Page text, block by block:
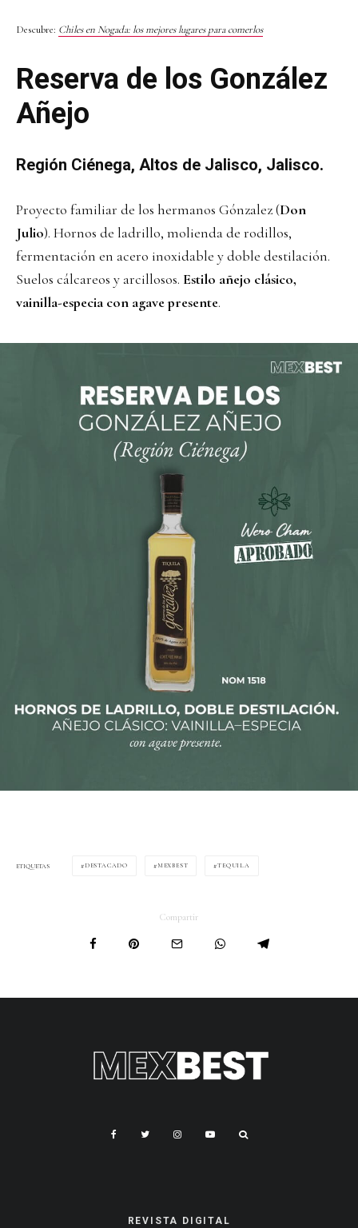
Descubre: Chiles en Nogada: los mejores lugares para comerlos
Reserva de los González
Añejo
Región Ciénega, Altos de Jalisco, Jalisco.
Proyecto familiar de los hermanos Gónzalez (Don
Julio). Hornos de ladrillo, molienda de rodillos,
fermentación en acero inoxidable y doble destilación.
Suelos cálcareos y arcillosos. Estilo añejo clásico,
vainilla-especia con agave presente.
ETIQUETAS DESTACADO MEXBEST TEQUILA
Compartir
REVISTA DIGITAL